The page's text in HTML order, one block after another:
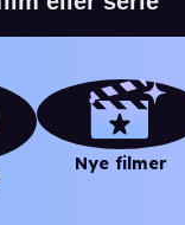
Nye filmer